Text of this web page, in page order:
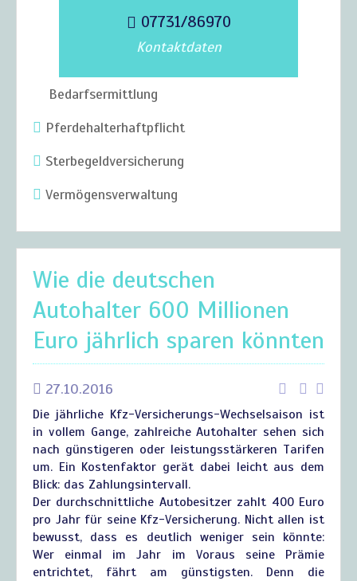
07731/86970
Kontaktdaten
Bedarfsermittlung
Pferdehalterhaftpflicht
Sterbegeldversicherung
Vermögensverwaltung
Wie die deutschen
Autohalter 600 Millionen
Euro jährlich sparen könnten
27.10.2016
Die jährliche Kfz-Versicherungs-Wechselsaison ist
in vollem Gange, zahlreiche Autohalter sehen sich
nach günstigeren oder leistungsstärkeren Tarifen
um. Ein Kostenfaktor gerät dabei leicht aus dem
Blick: das Zahlungsintervall.
Der durchschnittliche Autobesitzer zahlt 400 Euro
pro Jahr für seine Kfz-Versicherung. Nicht allen ist
bewusst, dass es deutlich weniger sein könnte:
Wer einmal im Jahr im Voraus seine Prämie
entrichtet, fährt am günstigsten. Denn die